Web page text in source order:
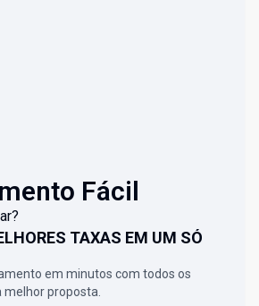
Fácil
TAXAS EM UM SÓ
em minutos com todos os
melhor proposta.